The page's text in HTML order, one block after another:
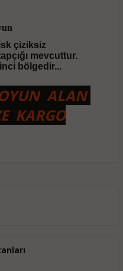
çiziksiz
mevcuttur.
bölgedir...
ALAN
KARGO